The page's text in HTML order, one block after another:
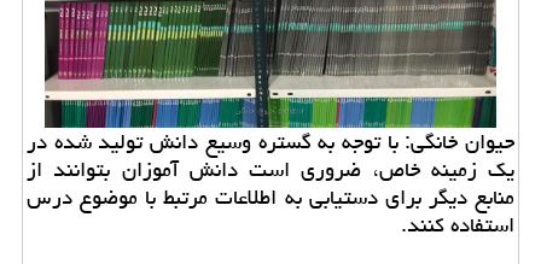
حیوان خانگی: با توجه به گستره وسیع دانش تولید شده در
یك زمینه خاص، ضروری است دانش‏ آموزان بتوانند از
منابع دیگر برای دستیابی به اطلاعات مرتبط با موضوع درس
استفاده كنند.